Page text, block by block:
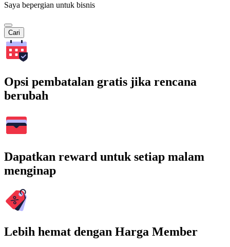
Saya bepergian untuk bisnis
Cari
Opsi pembatalan gratis jika rencana
berubah
Dapatkan reward untuk setiap malam
menginap
Lebih hemat dengan Harga Member